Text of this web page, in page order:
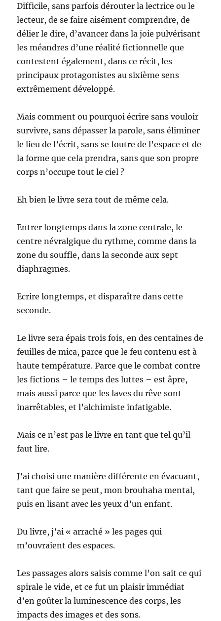
Difficile, sans parfois dérouter la lectrice ou le
lecteur, de se faire aisément comprendre, de
délier le dire, d’avancer dans la joie pulvérisant
les méandres d’une réalité fictionnelle que
contestent également, dans ce récit, les
principaux protagonistes au sixième sens
extrêmement développé.
Mais comment ou pourquoi écrire sans vouloir
survivre, sans dépasser la parole, sans éliminer
le lieu de l’écrit, sans se foutre de l’espace et de
la forme que cela prendra, sans que son propre
corps n’occupe tout le ciel ?
Eh bien le livre sera tout de même cela.
Entrer longtemps dans la zone centrale, le
centre névralgique du rythme, comme dans la
zone du souffle, dans la seconde aux sept
diaphragmes.
Ecrire longtemps, et disparaître dans cette
seconde.
Le livre sera épais trois fois, en des centaines de
feuilles de mica, parce que le feu contenu est à
haute température. Parce que le combat contre
les fictions – le temps des luttes – est âpre,
mais aussi parce que les laves du rêve sont
inarrêtables, et l’alchimiste infatigable.
Mais ce n’est pas le livre en tant que tel qu’il
faut lire.
J’ai choisi une manière différente en évacuant,
tant que faire se peut, mon brouhaha mental,
puis en lisant avec les yeux d’un enfant.
Du livre, j’ai « arraché » les pages qui
m’ouvraient des espaces.
Les passages alors saisis comme l’on sait ce qui
spirale le vide, et ce fut un plaisir immédiat
d’en goûter la luminescence des corps, les
impacts des images et des sons.